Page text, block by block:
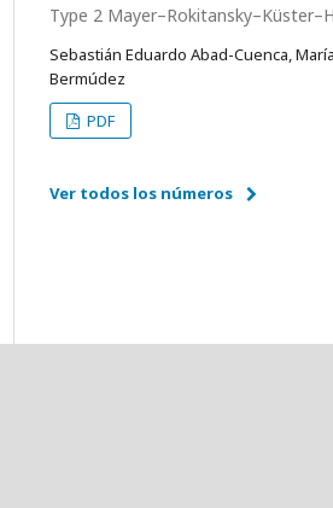
Type 2
Sebastián Eduardo Abad-Cuenca,
Bermúdez
PDF
Ver todos los números